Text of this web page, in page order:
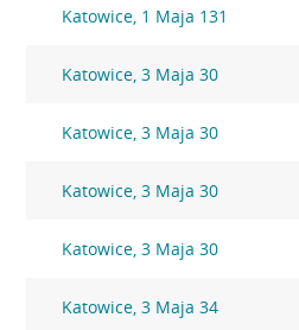
Katowice, 1 Maja 131
Katowice, 3 Maja 30
Katowice, 3 Maja 30
Katowice, 3 Maja 30
Katowice, 3 Maja 30
Katowice, 3 Maja 34